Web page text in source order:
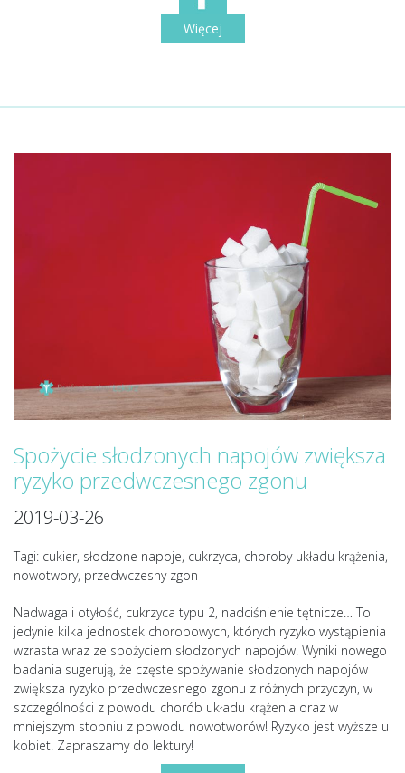
Więcej
Spożycie słodzonych napojów zwiększa
ryzyko przedwczesnego zgonu
2019-03-26
Tagi: cukier, słodzone napoje, cukrzyca, choroby układu krążenia,
nowotwory, przedwczesny zgon
Nadwaga i otyłość, cukrzyca typu 2, nadciśnienie tętnicze… To
jedynie kilka jednostek chorobowych, których ryzyko wystąpienia
wzrasta wraz ze spożyciem słodzonych napojów. Wyniki nowego
badania sugerują, że częste spożywanie słodzonych napojów
zwiększa ryzyko przedwczesnego zgonu z różnych przyczyn, w
szczególności z powodu chorób układu krążenia oraz w
mniejszym stopniu z powodu nowotworów! Ryzyko jest wyższe u
kobiet! Zapraszamy do lektury!